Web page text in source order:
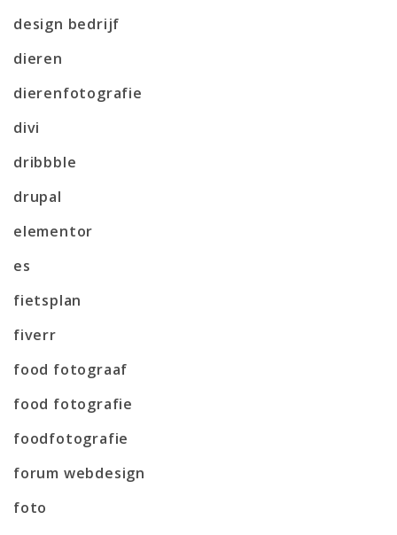
design bedrijf
dieren
dierenfotografie
divi
dribbble
drupal
elementor
es
fietsplan
fiverr
food fotograaf
food fotografie
foodfotografie
forum webdesign
foto